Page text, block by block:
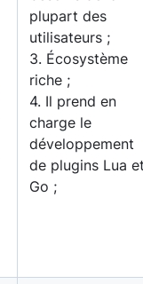
plupart des
utilisateurs ;
3. Écosystème
riche ;
4. Il prend en
charge le
développement
de plugins Lua
Go ;